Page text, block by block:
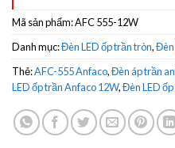
Mã sản phẩm:AFC 555-12W
Danh mục:Đèn LED ốp trần tròn,Đèn
Thẻ:AFC-555 Anfaco,Đèn áp trần
LED ốp trần Anfaco 12W,Đèn LED